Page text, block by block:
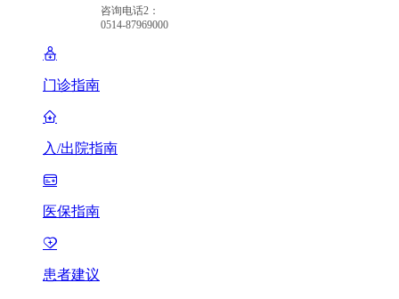
咨询电话2：
0514-87969000
门诊指南
入/出院指南
医保指南
患者建议